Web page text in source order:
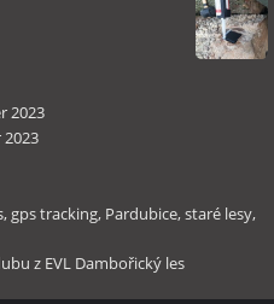
2023
, gps tracking, Pardubice,staré lesy,
z EVL Dambořický les